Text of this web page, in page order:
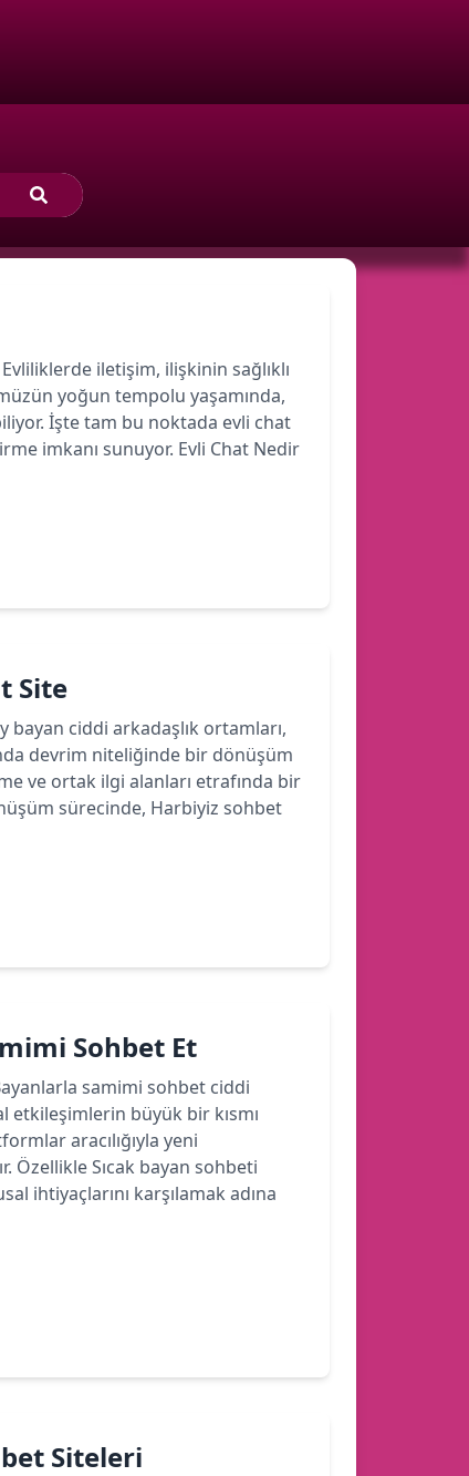
iletişim, ilişkinin sağlıklı
yoğun tempolu yaşamında,
İşte tam bu noktada evli chat
imkanı sunuyor. Evli Chat Nedir
Site
ciddi arkadaşlık ortamları,
devrim niteliğinde bir dönüşüm
ve ortak ilgi alanları etrafında bir
sürecinde, Harbiyiz sohbet
Sohbet Et
samimi sohbet ciddi
etkileşimlerin büyük bir kısmı
aracılığıyla yeni
Özellikle Sıcak bayan sohbeti
ihtiyaçlarını karşılamak adına
Siteleri